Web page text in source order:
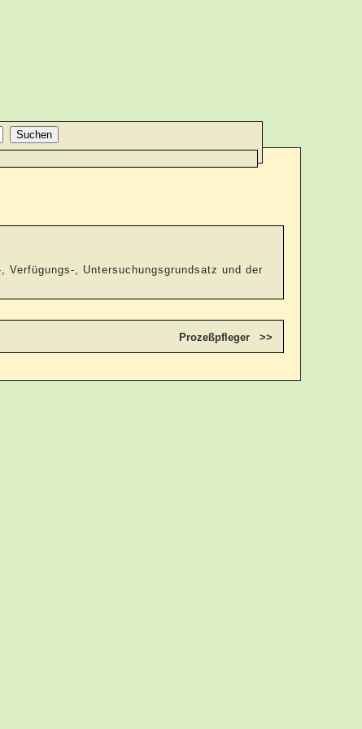
, Untersuchungsgrundsatz und der
Prozeßpfleger >>